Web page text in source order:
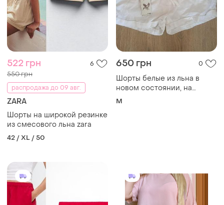
522 грн 6
550 грн
распродажа до 09 авг.
ZARA
Шорты на широкой резинке
из смесового льна zara
42 / XL / 50
650 грн 0
Шорты белые из льна в
новом состоянии, на
резинке
M